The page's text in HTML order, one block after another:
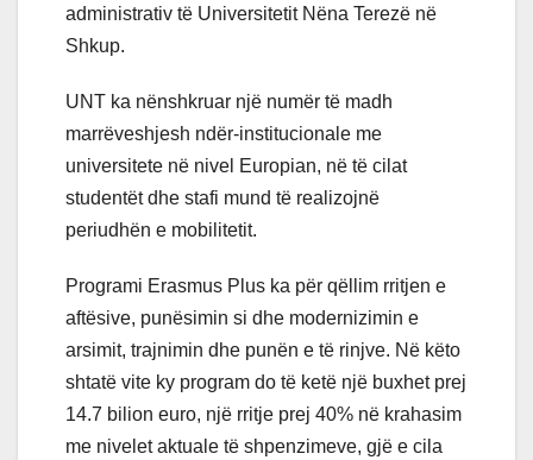
administrativ të Universitetit Nëna Terezë në
Shkup.
UNT ka nënshkruar një numër të madh
marrëveshjesh ndër-institucionale me
universitete në nivel Europian, në të cilat
studentët dhe stafi mund të realizojnë
periudhën e mobilitetit.
Programi Erasmus Plus ka për qëllim rritjen e
aftësive, punësimin si dhe modernizimin e
arsimit, trajnimin dhe punën e të rinjve. Në këto
shtatë vite ky program do të ketë një buxhet prej
14.7 bilion euro, një rritje prej 40% në krahasim
me nivelet aktuale të shpenzimeve, gjë e cila